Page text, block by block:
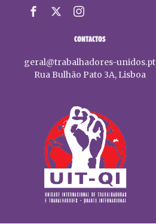
CONTACTOS
geral@trabalhadores-unidos.pt
Rua Bulhão Pato 3A, Lisboa